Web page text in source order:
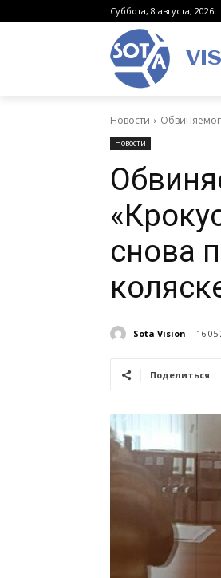
Суббота, 8 августа, 2026
Новости
Новости
снова
Sota Vision
Поделиться